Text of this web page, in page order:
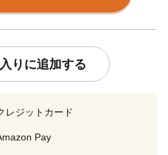
りに追加する
レジットカード
Pay